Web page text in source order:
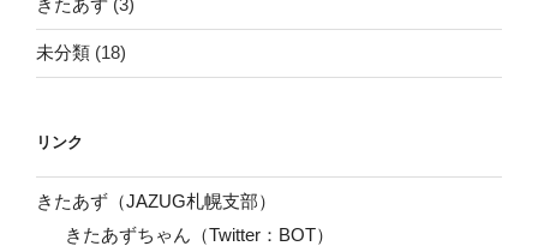
きたあず (3)
未分類 (18)
リンク
きたあず（JAZUG札幌支部）
きたあずちゃん（Twitter：BOT）